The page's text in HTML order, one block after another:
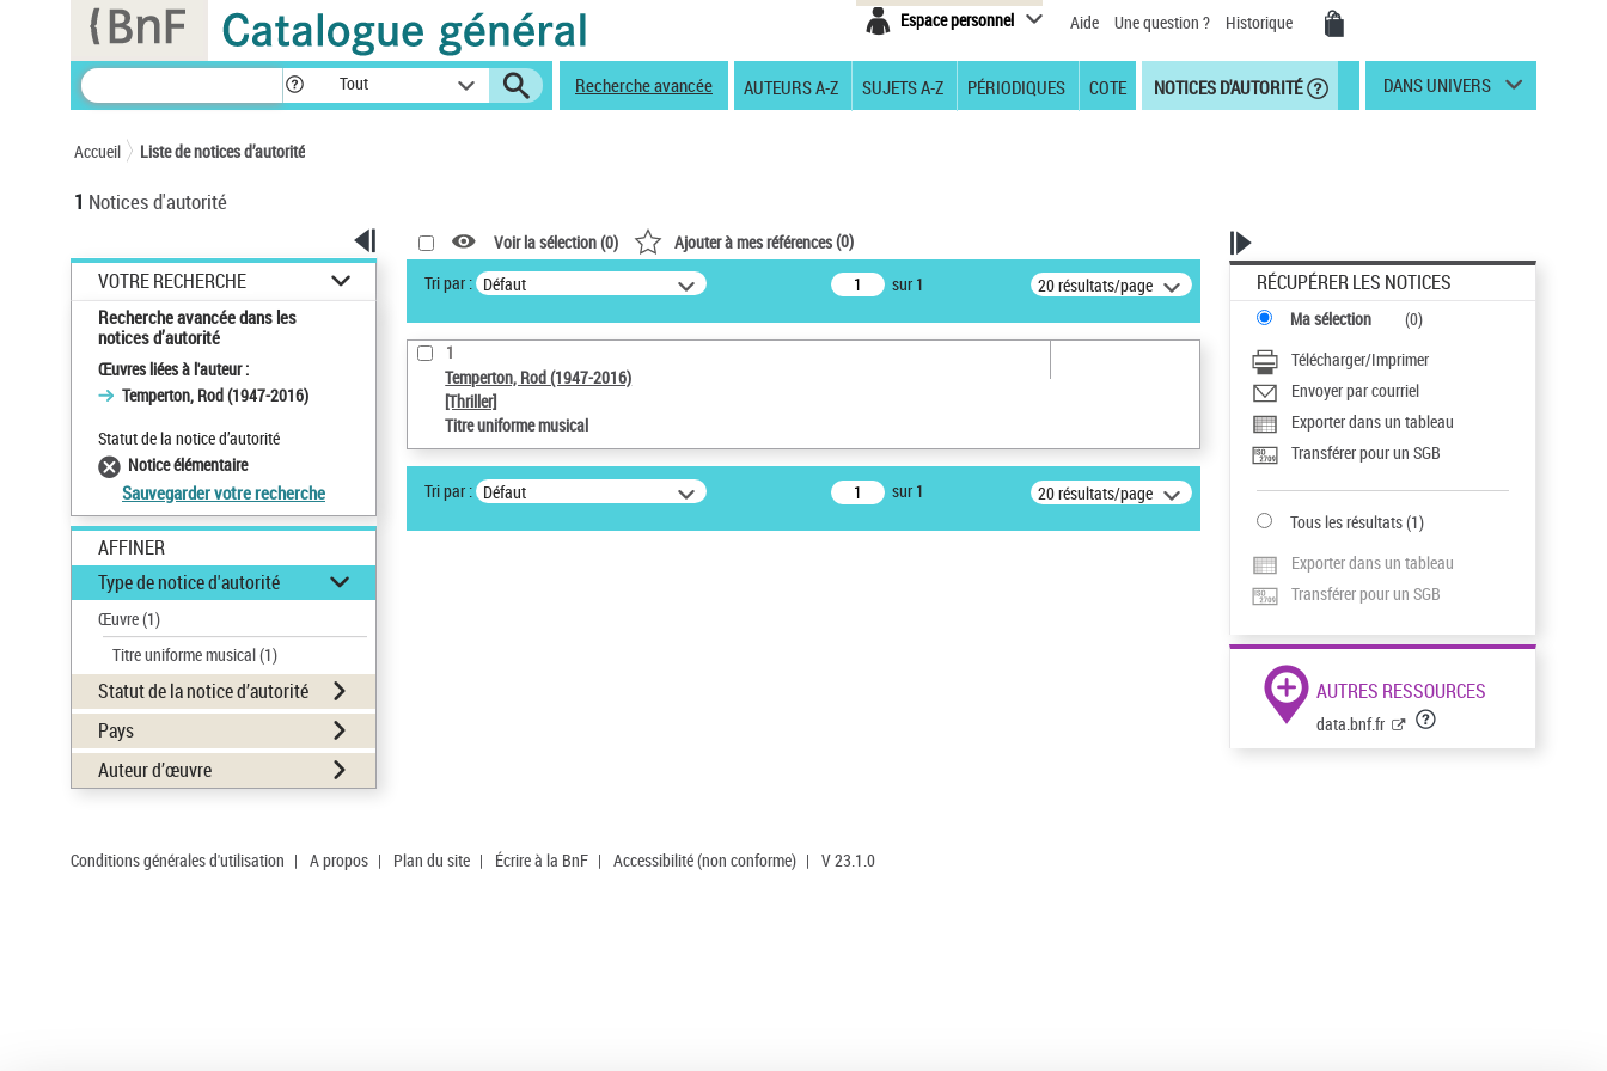
Espace personnel Aide Une question ? Historique
Tout Recherche avancée AUTEURS A-Z SUJETS A-Z PÉRIODIQUES COTE NOTICES D'AUTORITÉ DANS UNIVERS
Accueil Liste de notices d’autorité
1 Notices d'autorité
VOTRE RECHERCHE
Recherche avancée dans les
notices d’autorité
Œuvres liées à l'auteur :
Temperton, Rod (1947-2016)
Statut de la notice d’autorité
Notice élémentaire
Sauvegarder votre recherche
AFFINER
Type de notice d'autorité
Œuvre(1)
Titre uniforme musical(1)
Statut de la notice d’autorité
Pays
Auteur d’œuvre
Voir la sélection (0) Ajouter à mes références(0)
Tri par : Défaut sur 1 20 résultats/page
1
Temperton, Rod (1947-2016)
[Thriller]
Titre uniforme musical
Tri par : Défaut sur 1 20 résultats/page
RÉCUPÉRER LES NOTICES
Ma sélection (0)
Télécharger/Imprimer
Envoyer par courriel
Exporter dans un tableau
Transférer pour un SGB
Tous les résultats(1)
Exporter dans un tableau
Transférer pour un SGB
AUTRES RESSOURCES
data.bnf.fr
Conditions générales d'utilisation | A propos | Plan du site | Écrire à la BnF | Accessibilité (non conforme) | V 23.1.0
Panneau de gestion des cookies